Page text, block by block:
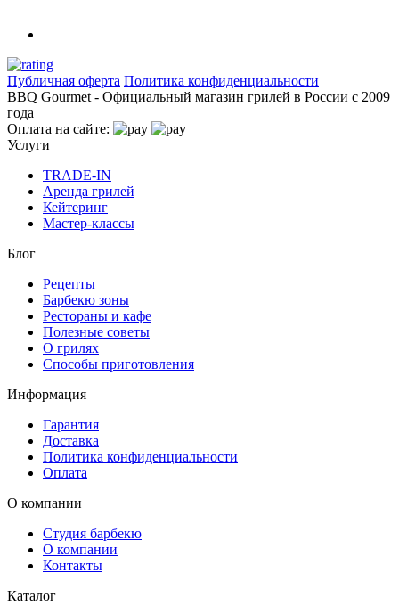
Публичная оферта Политика конфиденциальности
BBQ Gourmet - Официальный магазин грилей в России с 2009
года
Оплата на сайте:
Услуги
TRADE-IN
Аренда грилей
Кейтеринг
Мастер-классы
Блог
Рецепты
Барбекю зоны
Рестораны и кафе
Полезные советы
О грилях
Способы приготовления
Информация
Гарантия
Доставка
Политика конфиденциальности
Оплата
О компании
Студия барбекю
О компании
Контакты
Каталог